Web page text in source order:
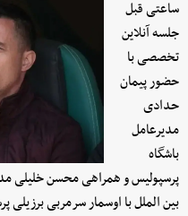
ساعتی قبل
جلسه آنلاین
تخصصی با
حضور پیمان
حدادی
مدیرعامل
باشگاه
پرسپولیس و همراهی محسن خلیلی
بین الملل با اوسمار سرمربی برزیلی